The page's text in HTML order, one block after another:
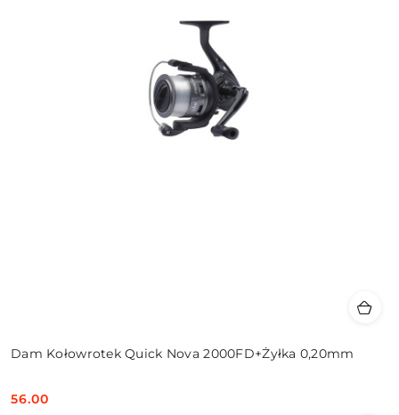
Dam Kołowrotek Quick Nova 2000FD+Żyłka 0,20mm
Cena:
56.00